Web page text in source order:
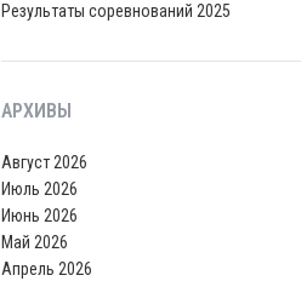
Результаты соревнований 2025
АРХИВЫ
Август 2026
Июль 2026
Июнь 2026
Май 2026
Апрель 2026